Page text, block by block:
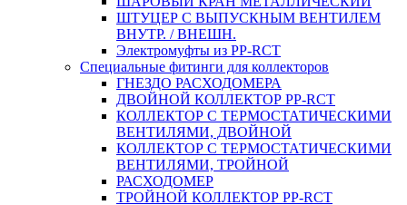
ШТУЦЕР С ВЫПУСКНЫМ ВЕНТИЛЕМ
ВНУТР. / ВНЕШН.
Электромуфты из PP-RCT
Специальные фитинги для коллекторов
ГНЕЗДО РАСХОДОМЕРА
ДВОЙНОЙ КОЛЛЕКТОР PP-RCT
КОЛЛЕКТОР С ТЕРМОСТАТИЧЕСКИМИ
ВЕНТИЛЯМИ, ДВОЙНОЙ
КОЛЛЕКТОР С ТЕРМОСТАТИЧЕСКИМИ
ВЕНТИЛЯМИ, ТРОЙНОЙ
РАСХОДОМЕР
ТРОЙНОЙ КОЛЛЕКТОР PP-RCT